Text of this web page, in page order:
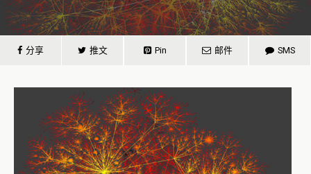
分享 推文 Pin 邮件 SMS